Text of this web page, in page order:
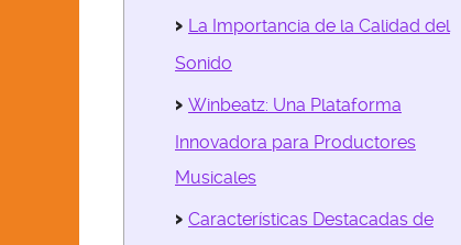
ARTS
SF 110 SALES &
VGA 112-VISUAL
La Importancia de la Calidad del
Sonido
Winbeatz: Una Plataforma
Innovadora para Productores
Musicales
Características Destacadas de